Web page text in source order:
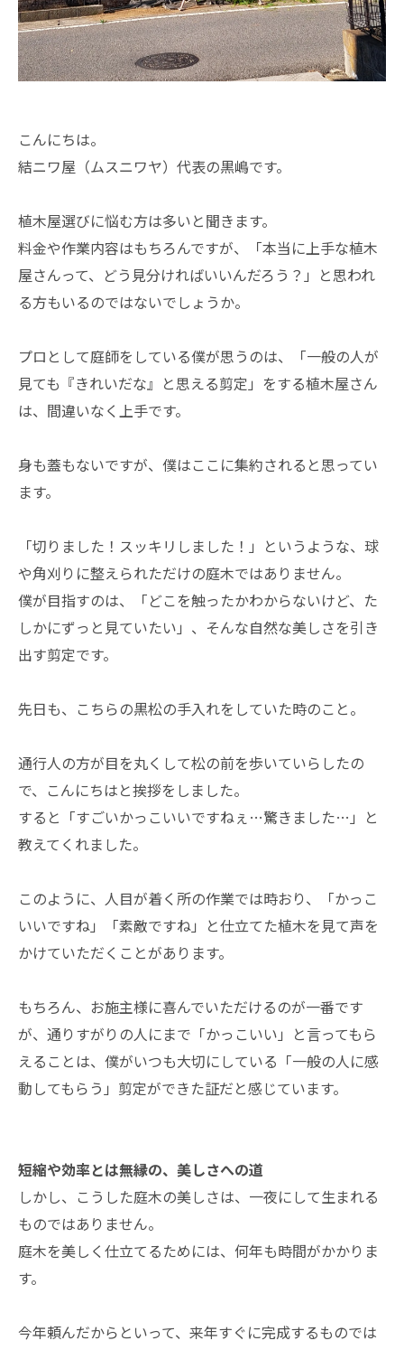
こんにちは。
結ニワ屋（ムスニワヤ）代表の黒嶋です。
​植木屋選びに悩む方は多いと聞きます。
料金や作業内容はもちろんですが、「本当に上手な植木
屋さんって、どう見分ければいいんだろう？」と思われ
る方もいるのではないでしょうか。
​プロとして庭師をしている僕が思うのは、「一般の人が
見ても『きれいだな』と思える剪定」をする植木屋さん
は、間違いなく上手です。
身も蓋もないですが、僕はここに集約されると思ってい
ます。
​「切りました！スッキリしました！」というような、球
や角刈りに整えられただけの庭木ではありません。
僕が目指すのは、「どこを触ったかわからないけど、た
しかにずっと見ていたい」、そんな自然な美しさを引き
出す剪定です。
​先日も、こちらの黒松の手入れをしていた時のこと。
通行人の方が目を丸くして松の前を歩いていらしたの
で、こんにちはと挨拶をしました。
すると「すごいかっこいいですねぇ…驚きました…」と
教えてくれました。
このように、人目が着く所の作業では時おり、「かっこ
いいですね」「素敵ですね」と仕立てた植木を見て声を
かけていただくことがあります。
もちろん、お施主様に喜んでいただけるのが一番です
が、通りすがりの人にまで「かっこいい」と言ってもら
えることは、僕がいつも大切にしている「一般の人に感
動してもらう」剪定ができた証だと感じています。
短縮や効率とは無縁の、美しさへの道
しかし、こうした庭木の美しさは、一夜にして生まれる
ものではありません。
庭木を美しく仕立てるためには、何年も時間がかかりま
す。
今年頼んだからといって、来年すぐに完成するものでは